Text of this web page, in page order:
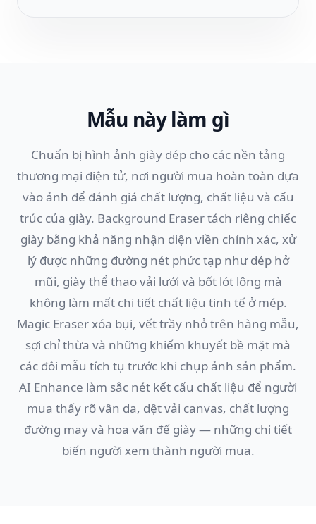
Mẫu này làm gì
Chuẩn bị hình ảnh giày dép cho các nền tảng
thương mại điện tử, nơi người mua hoàn toàn dựa
vào ảnh để đánh giá chất lượng, chất liệu và cấu
trúc của giày. Background Eraser tách riêng chiếc
giày bằng khả năng nhận diện viền chính xác, xử
lý được những đường nét phức tạp như dép hở
mũi, giày thể thao vải lưới và bốt lót lông mà
không làm mất chi tiết chất liệu tinh tế ở mép.
Magic Eraser xóa bụi, vết trầy nhỏ trên hàng mẫu,
sợi chỉ thừa và những khiếm khuyết bề mặt mà
các đôi mẫu tích tụ trước khi chụp ảnh sản phẩm.
AI Enhance làm sắc nét kết cấu chất liệu để người
mua thấy rõ vân da, dệt vải canvas, chất lượng
đường may và hoa văn đế giày — những chi tiết
biến người xem thành người mua.